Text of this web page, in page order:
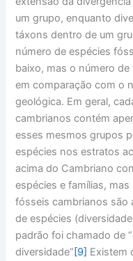
um grupo, enquanto
táxons dentro de um
número de espécies
baixo, mas o número
em comparação com o
geológica. Em geral,
cambrianos contém
esses mesmos grupos
espécies nos estratos
acima do Cambriano
espécies e famílias,
fósseis cambrianos são
de espécies
padrão foi chamado de
diversidade” [9] Existem